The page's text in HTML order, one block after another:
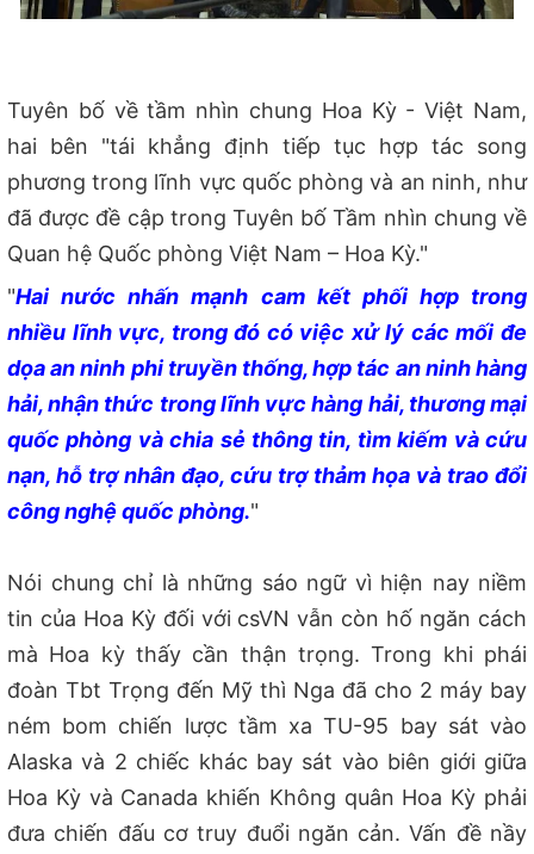
Tuyên bố về tầm nhìn chung Hoa Kỳ - Việt Nam,
hai bên "tái khẳng định tiếp tục hợp tác song
phương trong lĩnh vực quốc phòng và an ninh, như
đã được đề cập trong Tuyên bố Tầm nhìn chung về
Quan hệ Quốc phòng Việt Nam – Hoa Kỳ."
"Hai nước nhấn mạnh cam kết phối hợp trong
nhiều lĩnh vực, trong đó có việc xử lý các mối đe
dọa an ninh phi truyền thống, hợp tác an ninh hàng
hải, nhận thức trong lĩnh vực hàng hải, thương mại
quốc phòng và chia sẻ thông tin, tìm kiếm và cứu
nạn, hỗ trợ nhân đạo, cứu trợ thảm họa và trao đổi
công nghệ quốc phòng."
Nói chung chỉ là những sáo ngữ vì hiện nay niềm
tin của Hoa Kỳ đối với csVN vẫn còn hố ngăn cách
mà Hoa kỳ thấy cần thận trọng. Trong khi phái
đoàn Tbt Trọng đến Mỹ thì Nga đã cho 2 máy bay
ném bom chiến lược tầm xa TU-95 bay sát vào
Alaska và 2 chiếc khác bay sát vào biên giới giữa
Hoa Kỳ và Canada khiến Không quân Hoa Kỳ phải
đưa chiến đấu cơ truy đuổi ngăn cản. Vấn đề nầy